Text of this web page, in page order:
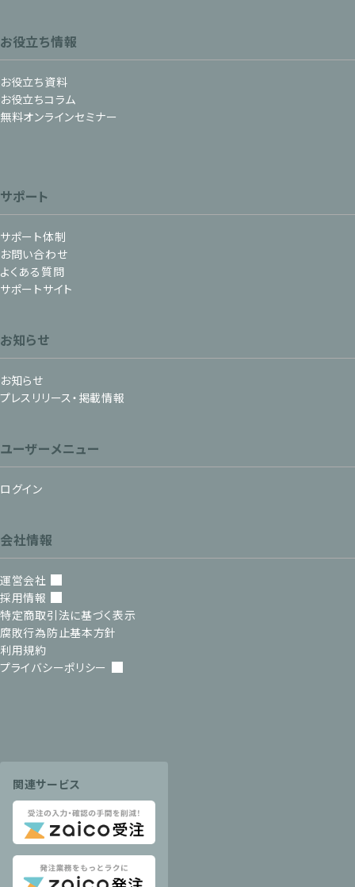
お役立ち情報
お役立ち資料
お役立ちコラム
無料オンラインセミナー
サポート
サポート体制
お問い合わせ
よくある質問
サポートサイト
お知らせ
お知らせ
プレスリリース・掲載情報
ユーザーメニュー
ログイン
会社情報
運営会社
採用情報
特定商取引法に基づく表示
腐敗行為防止基本方針
利用規約
プライバシーポリシー
関連サービス